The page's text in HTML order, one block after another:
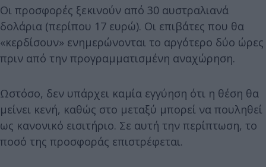
Οι προσφορές ξεκινούν από 30 αυστραλιανά
δολάρια (περίπου 17 ευρώ). Οι επιβάτες που θα
«κερδίσουν» ενημερώνονται το αργότερο δύο ώρες
πριν από την προγραμματισμένη αναχώρηση.
Ωστόσο, δεν υπάρχει καμία εγγύηση ότι η θέση θα
μείνει κενή, καθώς στο μεταξύ μπορεί να πουληθεί
ως κανονικό εισιτήριο. Σε αυτή την περίπτωση, το
ποσό της προσφοράς επιστρέφεται.